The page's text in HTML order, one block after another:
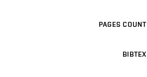
PAGES COUNT
BIBTEX